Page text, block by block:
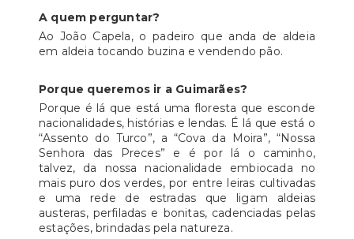
A quem perguntar?
Ao João Capela, o padeiro que anda de aldeia
em aldeia tocando buzina e vendendo pão.
Porque queremos ir a Guimarães?
Porque é lá que está uma floresta que esconde
nacionalidades, histórias e lendas. É lá que está o
“Assento do Turco”, a “Cova da Moira”, “Nossa
Senhora das Preces” e é por lá o caminho,
talvez, da nossa nacionalidade embiocada no
mais puro dos verdes, por entre leiras cultivadas
e uma rede de estradas que ligam aldeias
austeras, perfiladas e bonitas, cadenciadas pelas
estações, brindadas pela natureza.